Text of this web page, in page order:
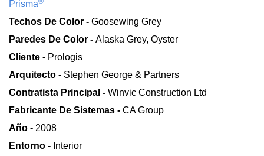
Prisma
Techos De Color - Goosewing Grey
Paredes De Color - Alaska Grey, Oyster
Cliente - Prologis
Arquitecto - Stephen George & Partners
Contratista Principal - Winvic Construction Ltd
Fabricante De Sistemas - CA Group
Año - 2008
Entorno - Interior